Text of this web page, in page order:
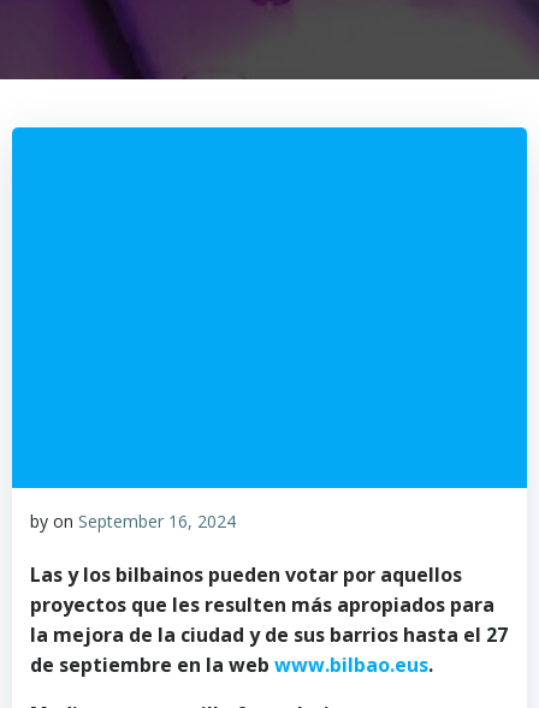
by on September 16, 2024
Las y los bilbainos pueden votar por aquellos
proyectos que les resulten más apropiados para
la mejora de la ciudad y de sus barrios hasta el 27
de septiembre en la web www.bilbao.eus.